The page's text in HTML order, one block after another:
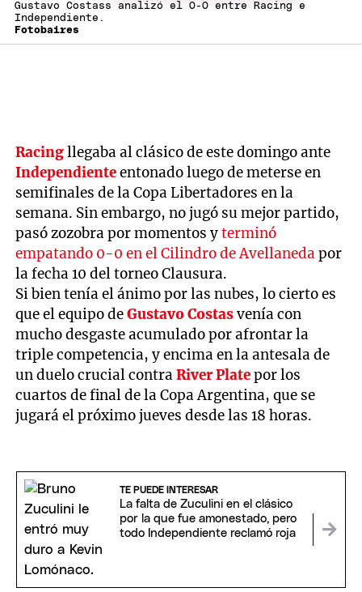
Gustavo Costass analizó el 0-0 entre Racing e
Independiente.
Fotobaires
Racingllegaba al clásico de este domingo ante
Independienteentonado luego de meterse en
semifinales de la Copa Libertadores en la
semana. Sin embargo, no jugó su mejor partido,
pasó zozobra por momentos yterminó
empatando 0-0 en el Cilindro de Avellaneda por
la fecha 10 del torneo Clausura.
Si bien tenía el ánimo por las nubes, lo cierto es
que el equipo deGustavo Costasvenía con
mucho desgaste acumulado por afrontar la
triple competencia, y encima en la antesala de
un duelo crucial contraRiver Platepor los
cuartos de final de la Copa Argentina, que se
jugará el próximo jueves desde las 18 horas.
TE PUEDE INTERESAR
La falta de Zuculini en el clásico
por la que fue amonestado, pero
todo Independiente reclamó roja